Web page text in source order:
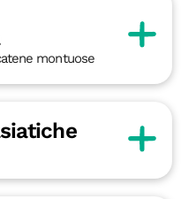
montuose